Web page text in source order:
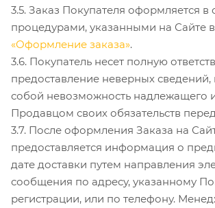
3.5. Заказ Покупателя оформляется в
процедурами, указанными на Сайте
«Оформление заказа».
3.6. Покупатель несет полную
предоставление неверных
собой невозможность надлежащего
Продавцом своих обязательств
3.7. После оформления Заказа на
предоставляется информация о
дате доставки путем направления
сообщения по адресу, указанному
регистрации, или по телефону.